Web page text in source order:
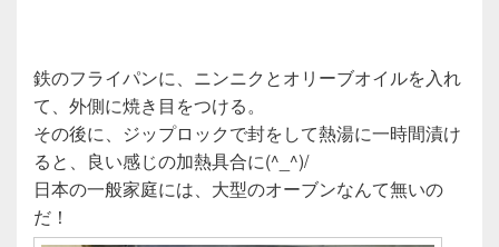
鉄のフライパンに、ニンニクとオリーブオイルを入れ
て、外側に焼き目をつける。
その後に、ジップロックで封をして熱湯に一時間漬け
ると、良い感じの加熱具合に(^_^)/
日本の一般家庭には、大型のオーブンなんて無いの
だ！